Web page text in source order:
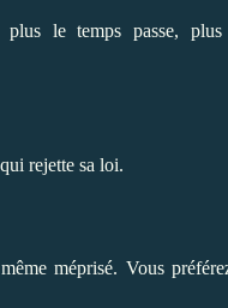
le temps passe,
rejette sa loi.
méprisé. Vous